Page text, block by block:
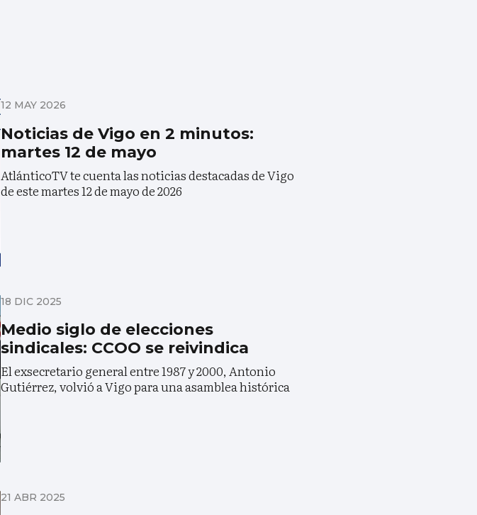
12 MAY 2026
Noticias de Vigo en 2 minutos:
martes 12 de mayo
AtlánticoTV te cuenta las noticias destacadas de Vigo
de este martes 12 de mayo de 2026
18 DIC 2025
Medio siglo de elecciones
sindicales: CCOO se reivindica
El exsecretario general entre 1987 y 2000, Antonio
Gutiérrez, volvió a Vigo para una asamblea histórica
21 ABR 2025